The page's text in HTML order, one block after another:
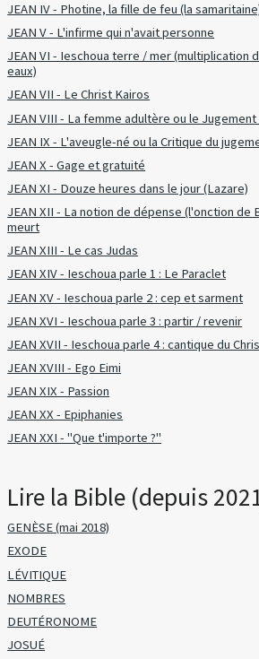
JEAN IV - Photine, la fille de feu (la
JEAN V - L'infirme qui n'avait personne
JEAN VI - Ieschoua terre / mer (multiplication
eaux)
JEAN VII - Le Christ Kairos
JEAN VIII - La femme adultère ou le
JEAN IX - L'aveugle-né ou la Critique du
JEAN X - Gage et gratuité
JEAN XI - Douze heures dans le jour (Lazare)
JEAN XII - La notion de dépense (l'onction de
meurt
JEAN XIII - Le cas Judas
JEAN XIV - Ieschoua parle 1 : Le Paraclet
JEAN XV - Ieschoua parle 2 : cep et sarment
JEAN XVI - Ieschoua parle 3 : partir / revenir
JEAN XVII - Ieschoua parle 4 : cantique du
JEAN XVIII - Ego Eimi
JEAN XIX - Passion
JEAN XX - Epiphanies
JEAN XXI - "Que t'importe ?"
Lire la Bible (depuis
GENÈSE (mai 2018)
EXODE
LÉVITIQUE
NOMBRES
DEUTÉRONOME
JOSUÉ